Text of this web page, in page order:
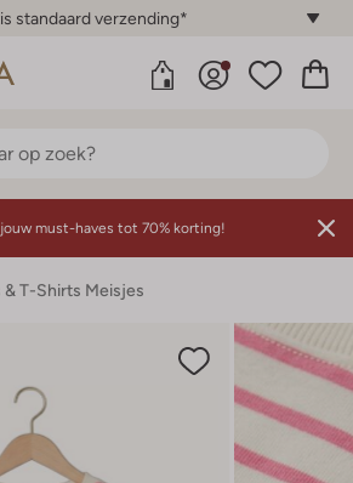
standaard verzending*
jouw must-haves tot 70% korting!
& T-Shirts Meisjes